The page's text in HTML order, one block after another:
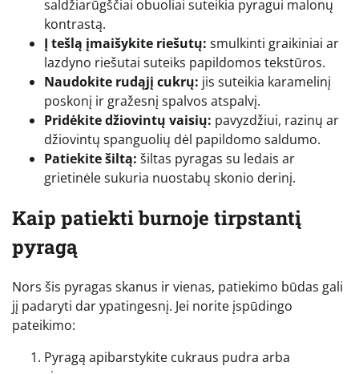
saldžiarūgščiai obuoliai suteikia pyragui malonų
kontrastą.
Į tešlą įmaišykite riešutų: smulkinti graikiniai ar
lazdyno riešutai suteiks papildomos tekstūros.
Naudokite rudąjį cukrų: jis suteikia karamelinį
poskonį ir gražesnį spalvos atspalvį.
Pridėkite džiovintų vaisių: pavyzdžiui, razinų ar
džiovintų spanguolių dėl papildomo saldumo.
Patiekite šiltą: šiltas pyragas su ledais ar
grietinėle sukuria nuostabų skonio derinį.
Kaip patiekti burnoje tirpstantį
pyragą
Nors šis pyragas skanus ir vienas, patiekimo būdas gali
jį padaryti dar ypatingesnį. Jei norite įspūdingo
pateikimo:
Pyragą apibarstykite cukraus pudra arba